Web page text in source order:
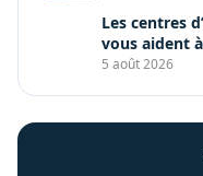
Les centres
vous aident
5 août 2026